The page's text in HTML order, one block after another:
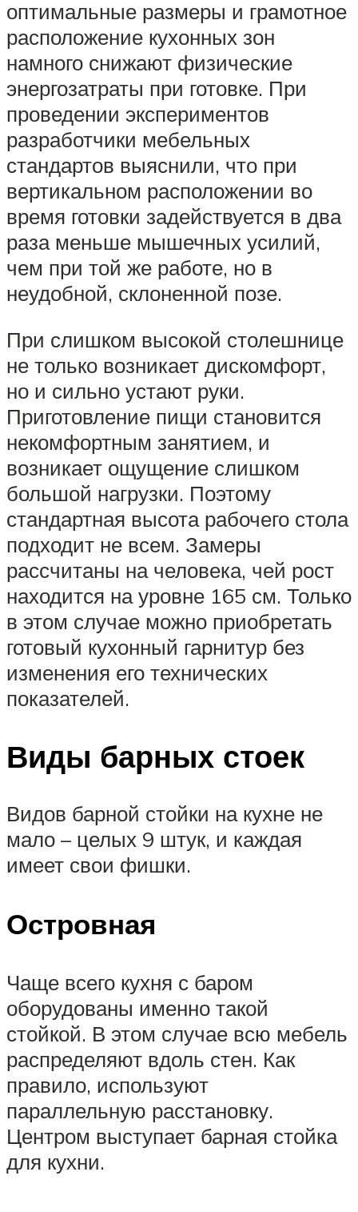
оптимальные размеры и грамотное
расположение кухонных зон
намного снижают физические
энергозатраты при готовке. При
проведении экспериментов
разработчики мебельных
стандартов выяснили, что при
вертикальном расположении во
время готовки задействуется в два
раза меньше мышечных усилий,
чем при той же работе, но в
неудобной, склоненной позе.
При слишком высокой столешнице
не только возникает дискомфорт,
но и сильно устают руки.
Приготовление пищи становится
некомфортным занятием, и
возникает ощущение слишком
большой нагрузки. Поэтому
стандартная высота рабочего стола
подходит не всем. Замеры
рассчитаны на человека, чей рост
находится на уровне 165 см. Только
в этом случае можно приобретать
готовый кухонный гарнитур без
изменения его технических
показателей.
Виды барных стоек
Видов барной стойки на кухне не
мало – целых 9 штук, и каждая
имеет свои фишки.
Островная
Чаще всего кухня с баром
оборудованы именно такой
стойкой. В этом случае всю мебель
распределяют вдоль стен. Как
правило, используют
параллельную расстановку.
Центром выступает барная стойка
для кухни.